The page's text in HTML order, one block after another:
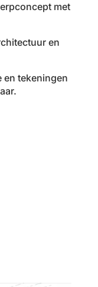
met
en
en tekeningen